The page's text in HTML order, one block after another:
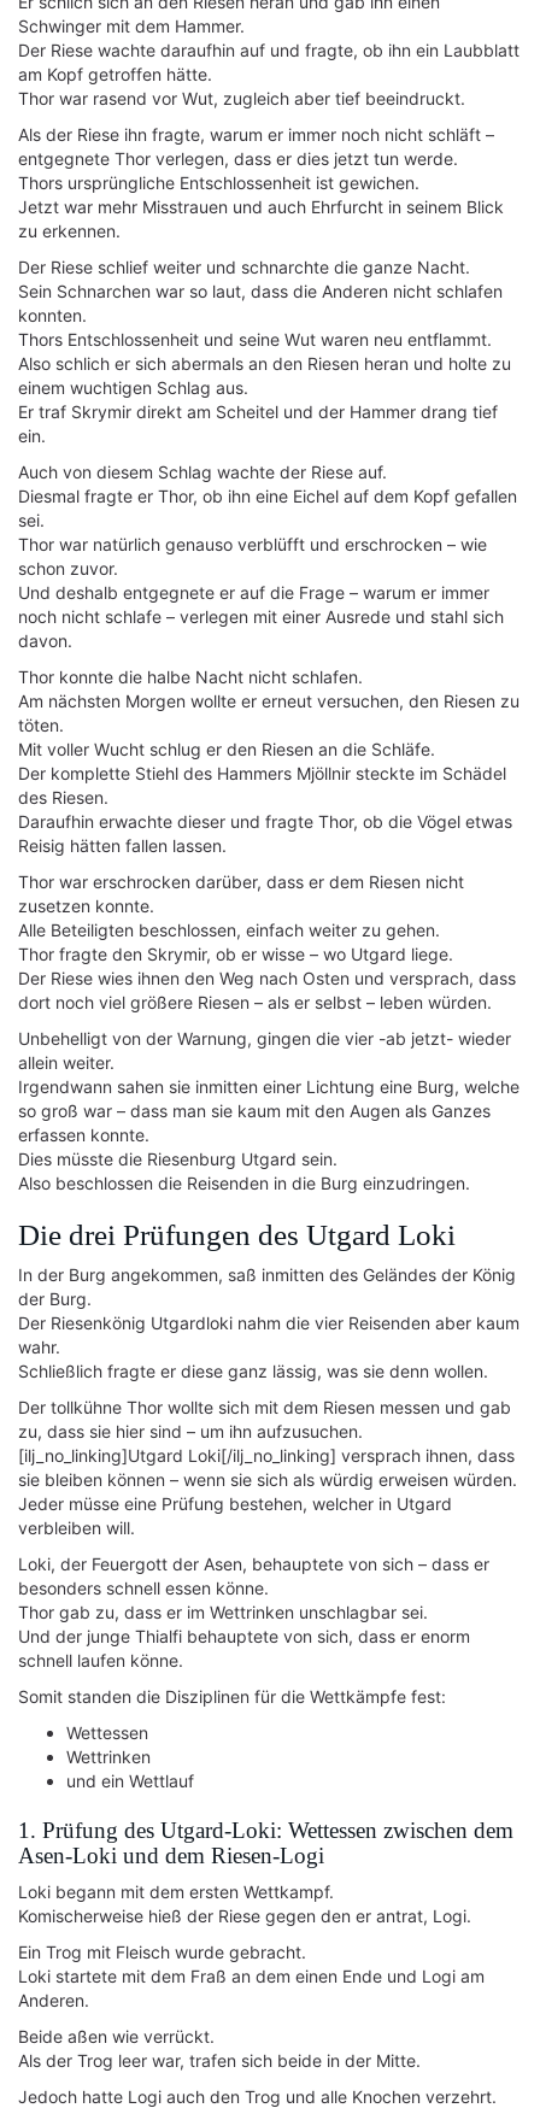
Schwinger mit dem Hammer.
Der Riese wachte daraufhin auf und fragte, ob ihn ein Laubblatt
am Kopf getroffen hätte.
Thor war rasend vor Wut, zugleich aber tief beeindruckt.
Als der Riese ihn fragte, warum er immer noch nicht schläft –
entgegnete Thor verlegen, dass er dies jetzt tun werde.
Thors ursprüngliche Entschlossenheit ist gewichen.
Jetzt war mehr Misstrauen und auch Ehrfurcht in seinem Blick
zu erkennen.
Der Riese schlief weiter und schnarchte die ganze Nacht.
Sein Schnarchen war so laut, dass die Anderen nicht schlafen
konnten.
Thors Entschlossenheit und seine Wut waren neu entflammt.
Also schlich er sich abermals an den Riesen heran und holte zu
einem wuchtigen Schlag aus.
Er traf Skrymir direkt am Scheitel und der Hammer drang tief
ein.
Auch von diesem Schlag wachte der Riese auf.
Diesmal fragte er Thor, ob ihn eine Eichel auf dem Kopf gefallen
sei.
Thor war natürlich genauso verblüfft und erschrocken – wie
schon zuvor.
Und deshalb entgegnete er auf die Frage – warum er immer
noch nicht schlafe – verlegen mit einer Ausrede und stahl sich
davon.
Thor konnte die halbe Nacht nicht schlafen.
Am nächsten Morgen wollte er erneut versuchen, den Riesen zu
töten.
Mit voller Wucht schlug er den Riesen an die Schläfe.
Der komplette Stiehl des Hammers Mjöllnir steckte im Schädel
des Riesen.
Daraufhin erwachte dieser und fragte Thor, ob die Vögel etwas
Reisig hätten fallen lassen.
Thor war erschrocken darüber, dass er dem Riesen nicht
zusetzen konnte.
Alle Beteiligten beschlossen, einfach weiter zu gehen.
Thor fragte den Skrymir, ob er wisse – wo Utgard liege.
Der Riese wies ihnen den Weg nach Osten und versprach, dass
dort noch viel größere Riesen – als er selbst – leben würden.
Unbehelligt von der Warnung, gingen die vier -ab jetzt- wieder
allein weiter.
Irgendwann sahen sie inmitten einer Lichtung eine Burg, welche
so groß war – dass man sie kaum mit den Augen als Ganzes
erfassen konnte.
Dies müsste die Riesenburg Utgard sein.
Also beschlossen die Reisenden in die Burg einzudringen.
Die drei Prüfungen des Utgard Loki
In der Burg angekommen, saß inmitten des Geländes der König
der Burg.
Der Riesenkönig Utgardloki nahm die vier Reisenden aber kaum
wahr.
Schließlich fragte er diese ganz lässig, was sie denn wollen.
Der tollkühne Thor wollte sich mit dem Riesen messen und gab
zu, dass sie hier sind – um ihn aufzusuchen.
[ilj_no_linking]Utgard Loki[/ilj_no_linking] versprach ihnen, dass
sie bleiben können – wenn sie sich als würdig erweisen würden.
Jeder müsse eine Prüfung bestehen, welcher in Utgard
verbleiben will.
Loki, der Feuergott der Asen, behauptete von sich – dass er
besonders schnell essen könne.
Thor gab zu, dass er im Wettrinken unschlagbar sei.
Und der junge Thialfi behauptete von sich, dass er enorm
schnell laufen könne.
Somit standen die Disziplinen für die Wettkämpfe fest:
Wettessen
Wettrinken
und ein Wettlauf
1. Prüfung des Utgard-Loki: Wettessen zwischen dem
Asen-Loki und dem Riesen-Logi
Loki begann mit dem ersten Wettkampf.
Komischerweise hieß der Riese gegen den er antrat, Logi.
Ein Trog mit Fleisch wurde gebracht.
Loki startete mit dem Fraß an dem einen Ende und Logi am
Anderen.
Beide aßen wie verrückt.
Als der Trog leer war, trafen sich beide in der Mitte.
Jedoch hatte Logi auch den Trog und alle Knochen verzehrt.